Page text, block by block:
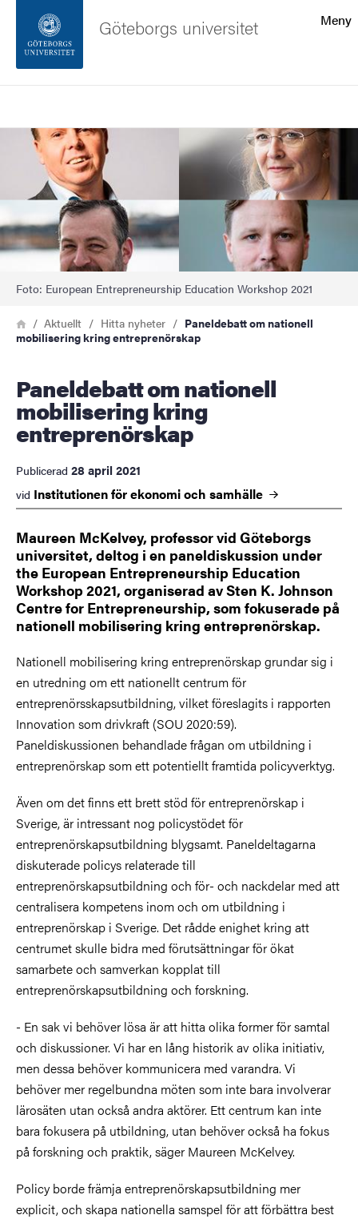
Sidfoten
Om webbplatsen
Meny
Göteborgs universitet
Bild
Foto: European Entrepreneurship Education Workshop 2021
Länkstig
HemAktuellt Hitta nyheter
Paneldebatt om nationell
mobilisering kring entreprenörskap
Paneldebatt om nationell
mobilisering kring
entreprenörskap
Publicerad 28 april 2021
vid Institutionen för ekonomi och samhälle
Maureen McKelvey, professor vid Göteborgs
universitet, deltog i en paneldiskussion under
the European Entrepreneurship Education
Workshop 2021, organiserad av Sten K. Johnson
Centre for Entrepreneurship, som fokuserade på
nationell mobilisering kring entreprenörskap.
Nationell mobilisering kring entreprenörskap grundar sig i
en utredning om ett nationellt centrum för
entreprenörsskapsutbildning, vilket föreslagits i rapporten
Innovation som drivkraft (SOU 2020:59).
Paneldiskussionen behandlade frågan om utbildning i
entreprenörskap som ett potentiellt framtida policyverktyg.
Även om det finns ett brett stöd för entreprenörskap i
Sverige, är intressant nog policystödet för
entreprenörskapsutbildning blygsamt. Paneldeltagarna
diskuterade policys relaterade till
entreprenörskapsutbildning och för- och nackdelar med att
centralisera kompetens inom och om utbildning i
entreprenörskap i Sverige. Det rådde enighet kring att
centrumet skulle bidra med förutsättningar för ökat
samarbete och samverkan kopplat till
entreprenörskapsutbildning och forskning.
- En sak vi behöver lösa är att hitta olika former för samtal
och diskussioner. Vi har en lång historik av olika initiativ,
men dessa behöver kommunicera med varandra. Vi
behöver mer regelbundna möten som inte bara involverar
lärosäten utan också andra aktörer. Ett centrum kan inte
bara fokusera på utbildning, utan behöver också ha fokus
på forskning och praktik, säger Maureen McKelvey.
Policy borde främja entreprenörskapsutbildning mer
explicit, och skapa nationella samspel för att förbättra best